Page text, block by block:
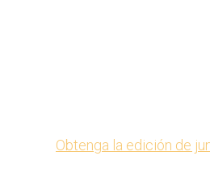
Obtenga la edición de